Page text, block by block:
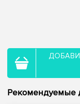
Рекомендуемые